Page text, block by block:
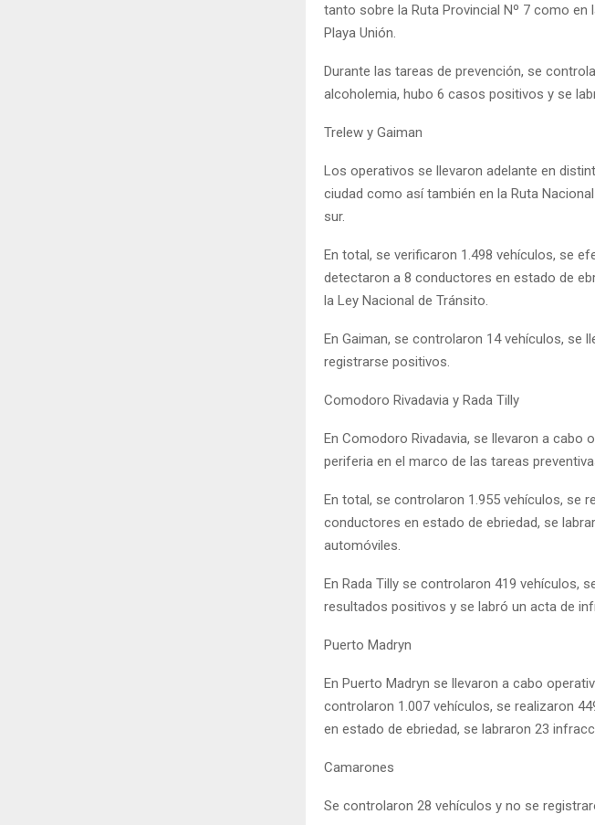
tanto sobre la Ruta Provincial Nº 7 como en
Playa Unión.
Durante las tareas de prevención, se
alcoholemia, hubo 6 casos positivos y se
Trelew y Gaiman
Los operativos se llevaron adelante en
ciudad como así también en la Ruta
sur.
En total, se verificaron 1.498 vehículos, se
detectaron a 8 conductores en estado de
la Ley Nacional de Tránsito.
En Gaiman, se controlaron 14 vehículos, se
registrarse positivos.
Comodoro Rivadavia y Rada Tilly
En Comodoro Rivadavia, se llevaron a
periferia en el marco de las tareas
En total, se controlaron 1.955 vehículos, se
conductores en estado de ebriedad, se
automóviles.
En Rada Tilly se controlaron 419 vehículos,
resultados positivos y se labró un acta de
Puerto Madryn
En Puerto Madryn se llevaron a cabo
controlaron 1.007 vehículos, se realizaron
en estado de ebriedad, se labraron 23
Camarones
Se controlaron 28 vehículos y no se